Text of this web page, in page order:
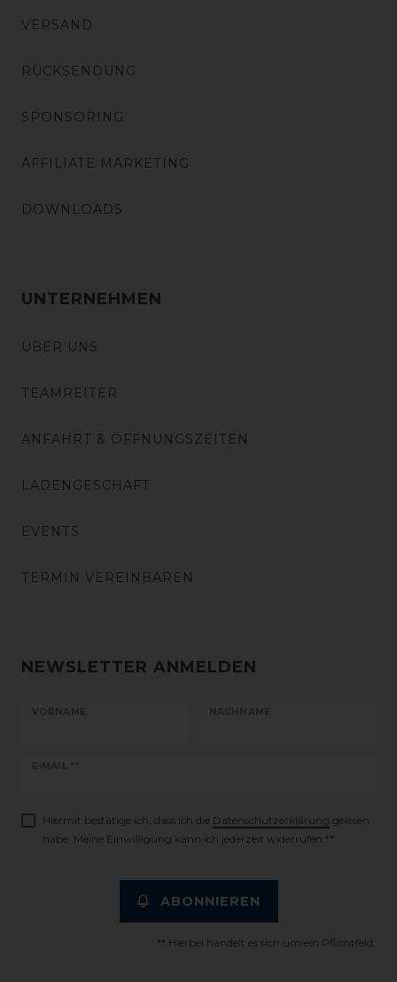
VERSAND
RÜCKSENDUNG
SPONSORING
AFFILIATE MARKETING
DOWNLOADS
UNTERNEHMEN
ÜBER UNS
TEAMREITER
ANFAHRT & ÖFFNUNGSZEITEN
LADENGESCHÄFT
EVENTS
TERMIN VEREINBAREN
NEWSLETTER ANMELDEN
VORNAME NACHNAME
E-MAIL **
Newsletter
Hiermit bestätige ich, dass ich die Daten­schutz­erklärung gelesen
habe. Meine Einwilligung kann ich jederzeit widerrufen.**
ABONNIEREN
** Hierbei handelt es sich um ein Pflichtfeld.